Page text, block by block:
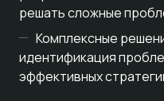
решать сложные
Комплексные
идентификация
эффективных